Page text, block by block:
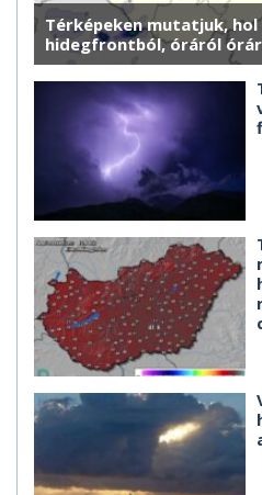
Térképeken mutatjuk,
hidegfrontból, óráról